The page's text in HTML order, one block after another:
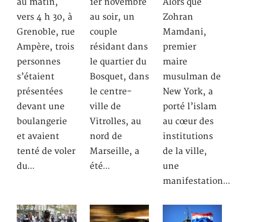
au matin,
vers 4 h 30, à
Grenoble, rue
Ampère, trois
personnes
s’étaient
présentées
devant une
boulangerie
et avaient
tenté de voler
du…
1er novembre
au soir, un
couple
résidant dans
le quartier du
Bosquet, dans
le centre-
ville de
Vitrolles, au
nord de
Marseille, a
été…
Alors que
Zohran
Mamdani,
premier
maire
musulman de
New York, a
porté l’islam
au cœur des
institutions
de la ville,
une
manifestation…